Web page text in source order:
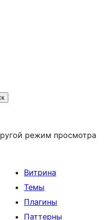
режим просмотра
Витрина
Темы
Плагины
Паттерны